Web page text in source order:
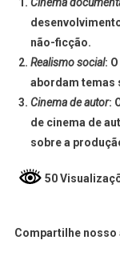
não-ficção.
Realismo social:
abordam temas
Cinema de autor:
de cinema de
sobre a
50
Compartilhe nosso